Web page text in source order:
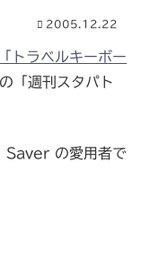
2005.12.22
トラベルキーボー
「週刊スタパト
Saver の愛用者で